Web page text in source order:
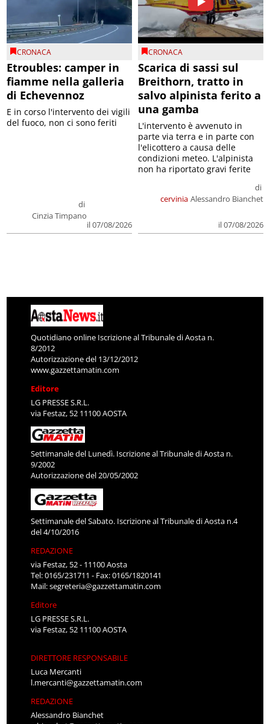
CRONACA
Etroubles: camper in
fiamme nella galleria
di Echevennoz
di
Cinzia Timpano
il 07/08/2026
E in corso l'intervento dei vigili
del fuoco, non ci sono feriti
CRONACA
Scarica di sassi sul
Breithorn, tratto in
salvo alpinista ferito a
una gamba
cervinia
di
Alessandro Bianchet
il 07/08/2026
L'intervento è avvenuto in
parte via terra e in parte con
l'elicottero a causa delle
condizioni meteo. L'alpinista
non ha riportato gravi ferite
Quotidiano online Iscrizione al Tribunale di Aosta n.
8/2012
Autorizzazione del 13/12/2012
www.gazzettamatin.com
Editore
LG PRESSE S.R.L.
via Festaz, 52 11100 AOSTA
Settimanale del Lunedì. Iscrizione al Tribunale di Aosta n.
9/2002
Autorizzazione del 20/05/2002
Settimanale del Sabato. Iscrizione al Tribunale di Aosta n.4
del 4/10/2016
REDAZIONE
via Festaz, 52 - 11100 Aosta
Tel: 0165/231711 - Fax: 0165/1820141
Mail:segreteria@gazzettamatin.com
Editore
LG PRESSE S.R.L.
via Festaz, 52 11100 AOSTA
DIRETTORE RESPONSABILE
Luca Mercanti
l.mercanti@gazzettamatin.com
REDAZIONE
Alessandro Bianchet